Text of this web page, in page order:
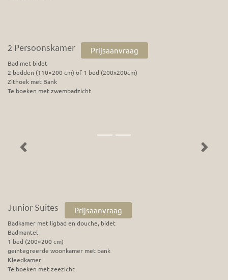
2 Persoonskamer Prijsaanvraag
Bad met bidet
2 bedden (110×200 cm) of 1 bed (200x200cm)
Zithoek met Bank
Te boeken met zwembadzicht
Previous Next
Junior Suites Prijsaanvraag
Badkamer met ligbad en douche, bidet
Badmantel
1 bed (200×200 cm)
geïntegreerde woonkamer met bank
Kleedkamer
Te boeken met zeezicht